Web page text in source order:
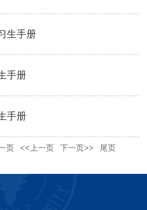
生手册
手册
手册
页 <<上一页 下一页>>
尾页